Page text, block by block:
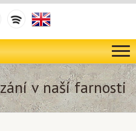
v naší farnosti